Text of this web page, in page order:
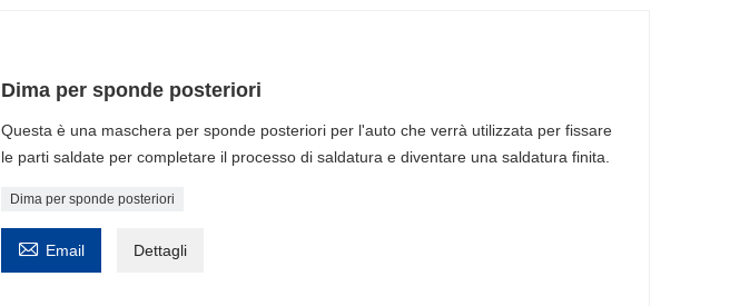
Dima per sponde posteriori
Questa è una maschera per sponde posteriori per l'auto che verrà utilizzata per fissare
le parti saldate per completare il processo di saldatura e diventare una saldatura finita.
Dima per sponde posteriori
 Email Dettagli